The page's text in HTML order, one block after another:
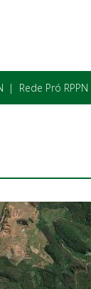
Rede Pró RPPN